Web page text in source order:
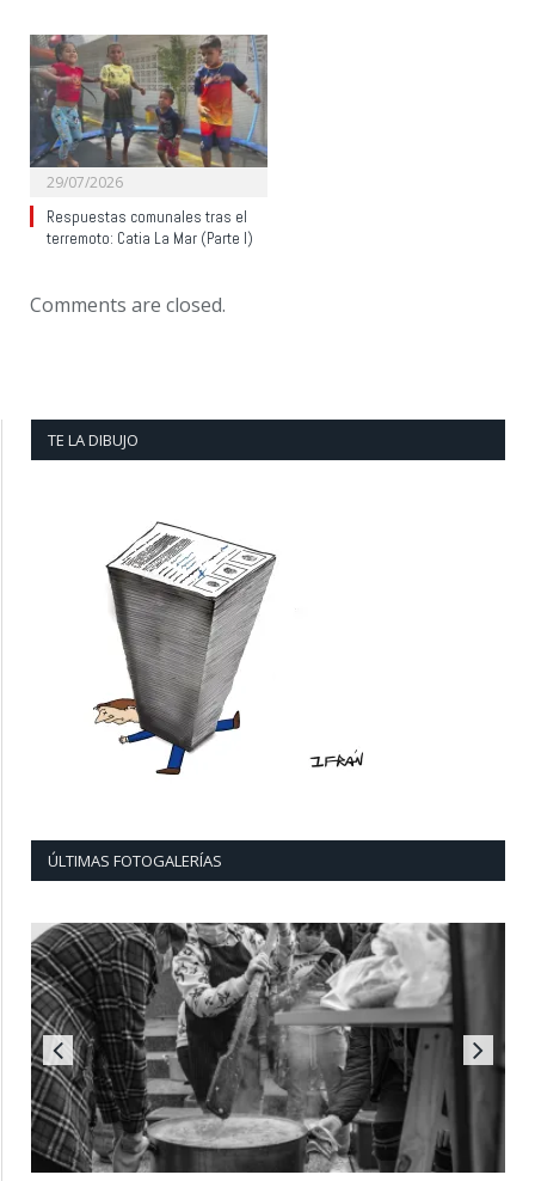
29/07/2026
Respuestas comunales tras el
terremoto: Catia La Mar (Parte I)
Comments are closed.
TE LA DIBUJO
ÚLTIMAS FOTOGALERÍAS